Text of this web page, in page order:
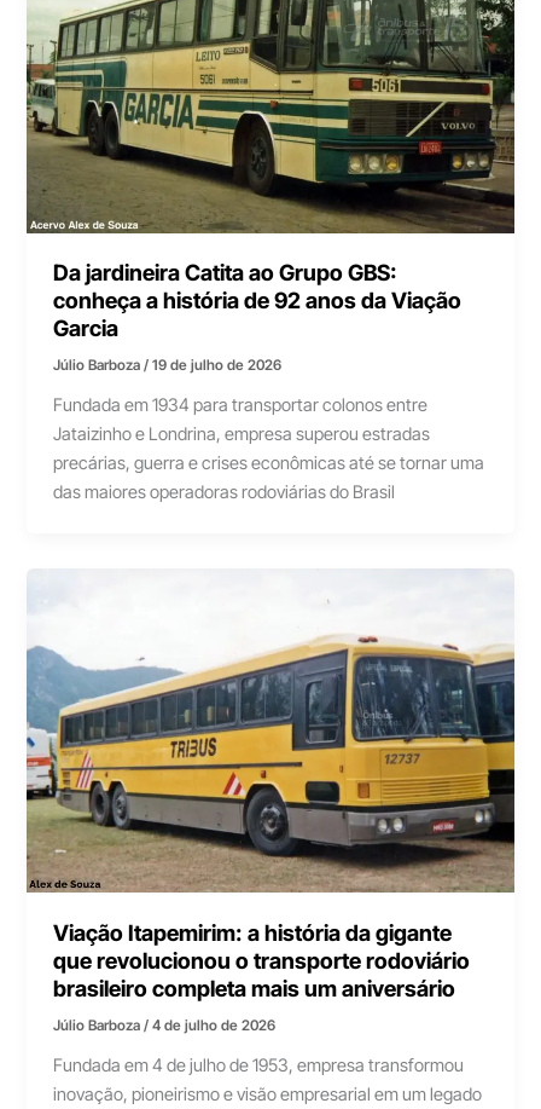
Da jardineira Catita ao Grupo GBS:
conheça a história de 92 anos da Viação
Garcia
Júlio Barboza/19 de julho de 2026
Fundada em 1934 para transportar colonos entre
Jataizinho e Londrina, empresa superou estradas
precárias, guerra e crises econômicas até se tornar uma
das maiores operadoras rodoviárias do Brasil
Viação Itapemirim: a história da gigante
que revolucionou o transporte rodoviário
brasileiro completa mais um aniversário
Júlio Barboza/4 de julho de 2026
Fundada em 4 de julho de 1953, empresa transformou
inovação, pioneirismo e visão empresarial em um legado